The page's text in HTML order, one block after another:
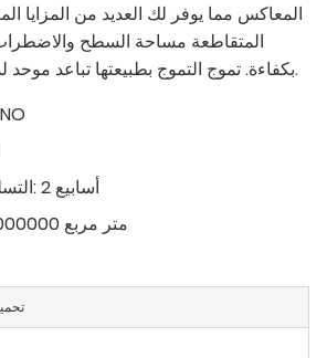
المعاكس مما يوفر لك العديد من المزايا
المتقاطعة مساحة السطح
بكفاءة. تموج التموج بطبيعتها تباعد موحد لملء الورقة عند 0.75.
التسليم في الوقت المحدد:
2 أسابيع
1000000 متر مربع